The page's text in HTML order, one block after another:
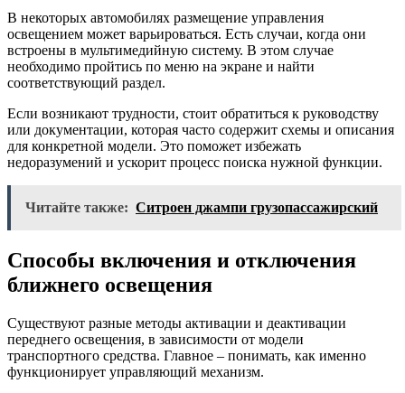
В некоторых автомобилях размещение управления
освещением может варьироваться. Есть случаи, когда они
встроены в мультимедийную систему. В этом случае
необходимо пройтись по меню на экране и найти
соответствующий раздел.
Если возникают трудности, стоит обратиться к руководству
или документации, которая часто содержит схемы и описания
для конкретной модели. Это поможет избежать
недоразумений и ускорит процесс поиска нужной функции.
Читайте также: Ситроен джампи грузопассажирский
Способы включения и отключения
ближнего освещения
Существуют разные методы активации и деактивации
переднего освещения, в зависимости от модели
транспортного средства. Главное – понимать, как именно
функционирует управляющий механизм.